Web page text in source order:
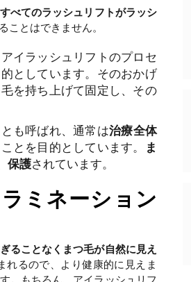
すべてのラッシュリフトがラッシ
ことはできません。
アイラッシュリフトのプロセ
としています。そのおかげ
を持ち上げて固定し、その
も呼ばれ、通常は治療全体
ことを目的としています。
ま
保護されています。
ミネーション
ることなくまつ毛が自然に見え
るので、より健康的に見えま